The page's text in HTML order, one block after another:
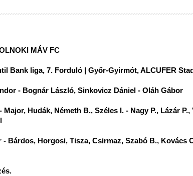
MÁV FC
Bank liga, 7. Forduló | Győr-Gyirmót, ALCUFER
- Bognár László, Sinkovicz Dániel - Oláh Gábor
Hudák, Németh B., Széles I. - Nagy P., Lázár
Bárdos, Horgosi, Tisza, Csirmaz, Szabó B., Kovács